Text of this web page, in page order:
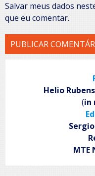
Salvar meus dados
que eu comentar.
Helio
(in
MTE